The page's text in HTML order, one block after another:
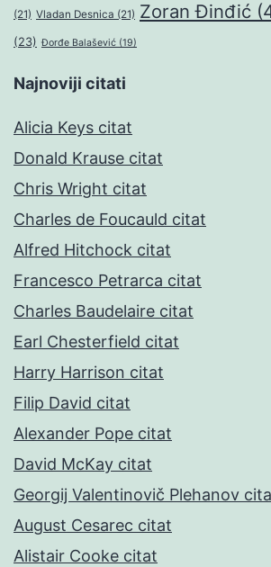
(21) Vladan Desnica (21) Zoran Đinđić
(23) Đorđe Balašević (19)
Najnoviji citati
Alicia Keys citat
Donald Krause citat
Chris Wright citat
Charles de Foucauld citat
Alfred Hitchock citat
Francesco Petrarca citat
Charles Baudelaire citat
Earl Chesterfield citat
Harry Harrison citat
Filip David citat
Alexander Pope citat
David McKay citat
Georgij Valentinovič Plehanov
August Cesarec citat
Alistair Cooke citat